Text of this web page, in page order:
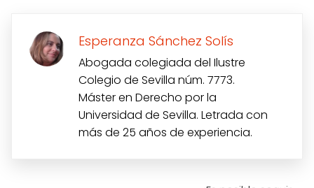
Esperanza Sánchez Solís
Abogada colegiada del Ilustre
Colegio de Sevilla núm. 7773.
Máster en Derecho por la
Universidad de Sevilla. Letrada con
más de 25 años de experiencia.